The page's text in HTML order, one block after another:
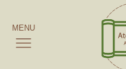
MENU